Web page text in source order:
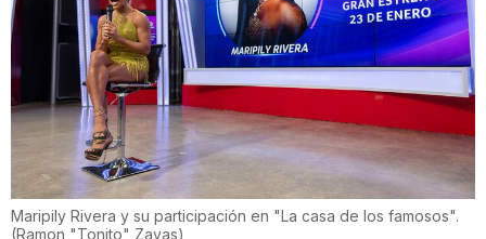
Maripily Rivera y su participación en "La casa de los famosos".
(Ramon "Tonito" Zayas)